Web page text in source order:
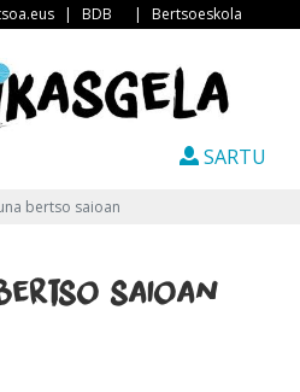
| BDB | Bertsoeskola
SARTU
bertso saioan
saioan